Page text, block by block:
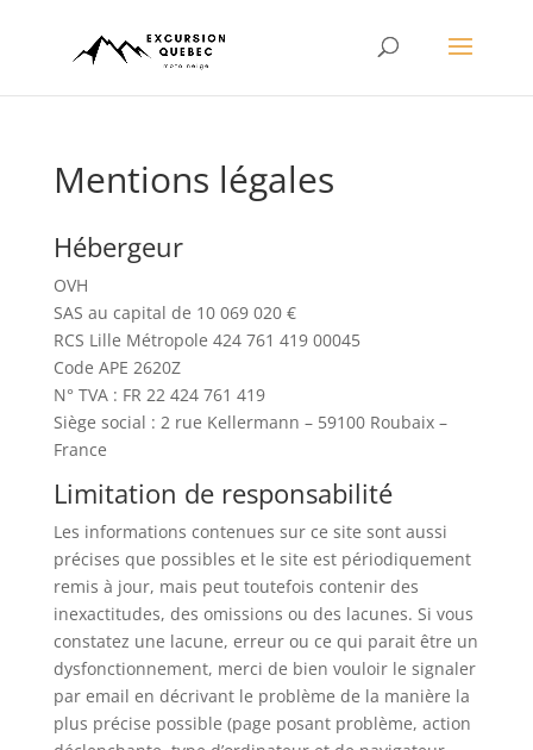
Mentions légales
Hébergeur
OVH
SAS au capital de 10 069 020 €
RCS Lille Métropole 424 761 419 00045
Code APE 2620Z
N° TVA : FR 22 424 761 419
Siège social : 2 rue Kellermann – 59100 Roubaix –
France
Limitation de responsabilité
Les informations contenues sur ce site sont aussi
précises que possibles et le site est périodiquement
remis à jour, mais peut toutefois contenir des
inexactitudes, des omissions ou des lacunes. Si vous
constatez une lacune, erreur ou ce qui parait être un
dysfonctionnement, merci de bien vouloir le signaler
par email en décrivant le problème de la manière la
plus précise possible (page posant problème, action